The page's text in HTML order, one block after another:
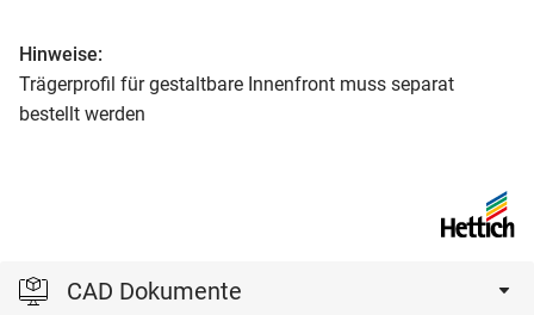
Hinweise:
Trägerprofil für gestaltbare Innenfront muss separat
bestellt werden
CAD Dokumente